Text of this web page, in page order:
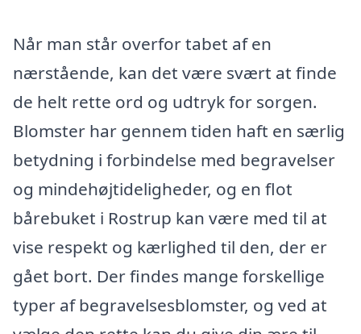
Når man står overfor tabet af en
nærstående, kan det være svært at finde
de helt rette ord og udtryk for sorgen.
Blomster har gennem tiden haft en særlig
betydning i forbindelse med begravelser
og mindehøjtideligheder, og en flot
bårebuket i Rostrup kan være med til at
vise respekt og kærlighed til den, der er
gået bort. Der findes mange forskellige
typer af begravelsesblomster, og ved at